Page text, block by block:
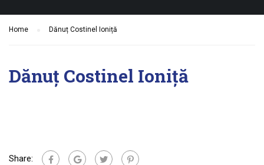
Home Dănuț Costinel Ioniță
Dănuț Costinel Ioniță
Share: